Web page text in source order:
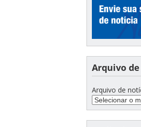
Arquivo
Arquivo de